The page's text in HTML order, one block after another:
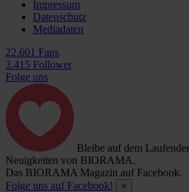
Impressum
Datenschutz
Mediadaten
22.601 Fans
3.415 Follower
Folge uns
Bleibe auf dem
Neuigkeiten von BIORAMA.
Das BIORAMA Magazin auf Facebook.
Folge uns auf Facebook!
×